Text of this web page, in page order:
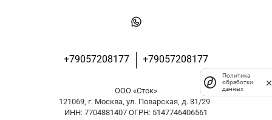
+79057208177 +79057208177
ООО «Сток»
121069, г. Москва, ул. Поварская, д. 31/29
ИНН: 7704881407 ОГРН: 5147746406561
Политика
обработки
данных